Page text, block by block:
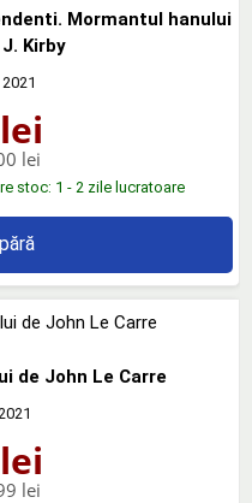
Mormantul hanului
Kirby
lei
lei
stoc: 1 - 2 zile lucratoare
de John Le Carre
lei
lei